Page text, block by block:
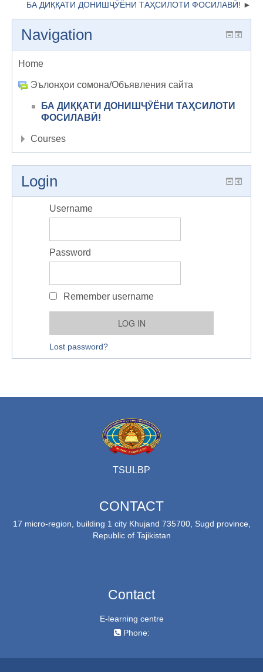
БА ДИҚҚАТИ ДОНИШҶӮËНИ ТАҲСИЛОТИ ФОСИЛАВӢ!
Navigation
Home
Эълонҳои сомона/Объявления сайта
БА ДИҚҚАТИ ДОНИШҶӮËНИ ТАҲСИЛОТИ
ФОСИЛАВӢ!
Courses
Login
Username
Password
Remember username
Lost password?
TSULBP
CONTACT
17 micro-region, building 1 city Khujand 735700, Sugd province,
Republic of Tajikistan
Contact
E-learning centre
Phone: